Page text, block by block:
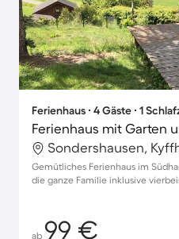
Ferienhaus ∙ 4 Gäste ∙ 1
Ferienhaus mit Garten
Gemütliches Ferienhaus im
die ganze Familie inklusive
ab 99 €